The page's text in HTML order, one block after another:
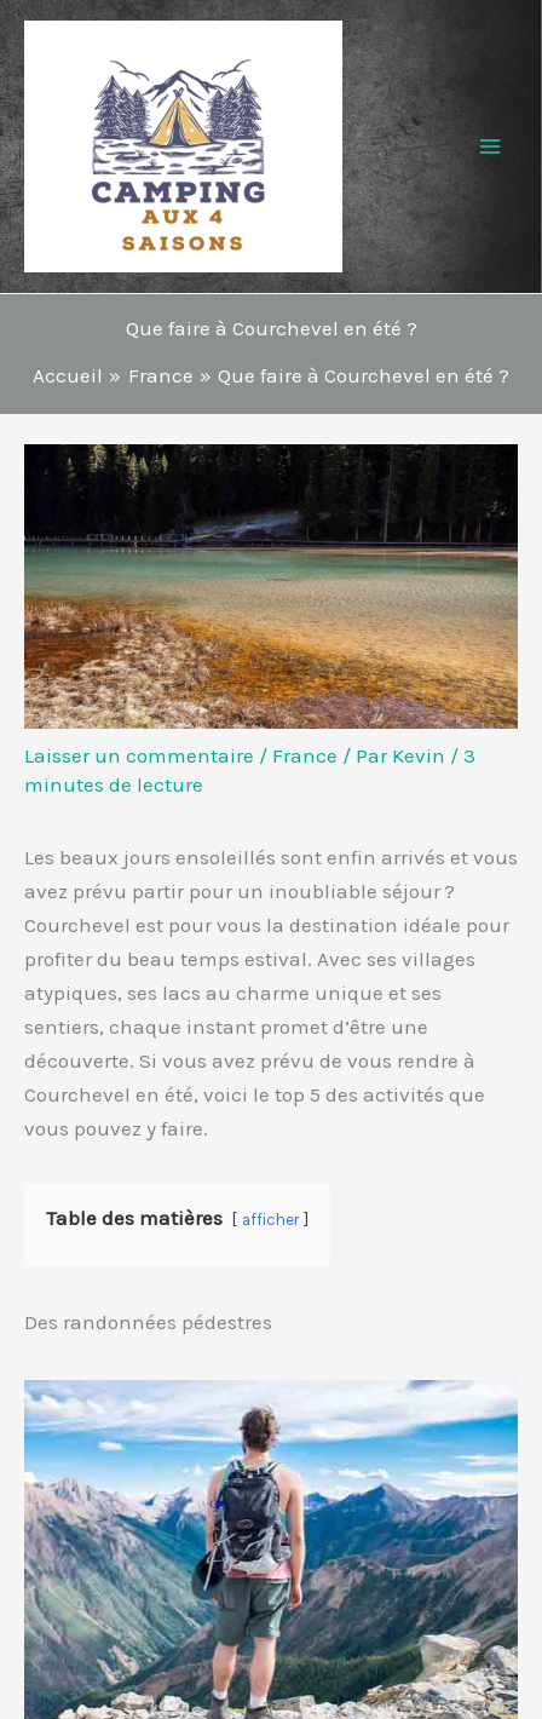
Aller
au
contenu
Que faire à Courchevel en été ?
Accueil
France Que faire à Courchevel en été ?
Laisser un commentaire / France / Par Kevin / 3
minutes de lecture
Les beaux jours ensoleillés sont enfin arrivés et vous
avez prévu partir pour un inoubliable séjour ?
Courchevel est pour vous la destination idéale pour
profiter du beau temps estival. Avec ses villages
atypiques, ses lacs au charme unique et ses
sentiers, chaque instant promet d’être une
découverte. Si vous avez prévu de vous rendre à
Courchevel en été, voici le top 5 des activités que
vous pouvez y faire.
Table des matières afficher
Des randonnées pédestres